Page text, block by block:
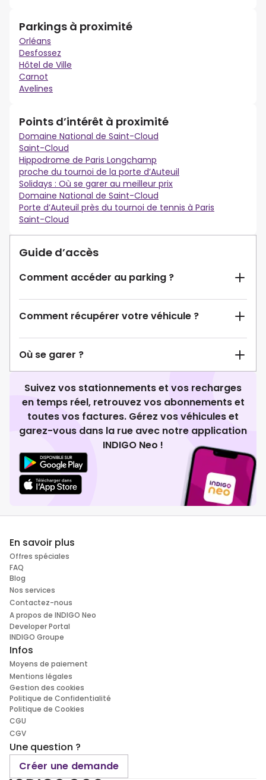
Parkings à proximité
Orléans
Desfossez
Hôtel de Ville
Carnot
Avelines
Points d’intérêt à proximité
Domaine National de Saint-Cloud
Saint-Cloud
Hippodrome de Paris Longchamp
proche du tournoi de la porte d’Auteuil
Solidays : Où se garer au meilleur prix
Domaine National de Saint-Cloud
Porte d’Auteuil près du tournoi de tennis à Paris
Saint-Cloud
Guide d’accès
Comment accéder au parking ?
Comment récupérer votre véhicule ?
Où se garer ?
Suivez vos stationnements et vos recharges
en temps réel, retrouvez vos abonnements et
toutes vos factures. Gérez vos véhicules et
garez-vous dans la rue avec notre application
INDIGO Neo !
En savoir plus
Offres spéciales
FAQ
Blog
Nos services
Contactez-nous
A propos de INDIGO Neo
Developer Portal
INDIGO Groupe
Infos
Moyens de paiement
Mentions légales
Gestion des cookies
Politique de Confidentialité
Politique de Cookies
CGU
CGV
Une question ?
Créer une demande